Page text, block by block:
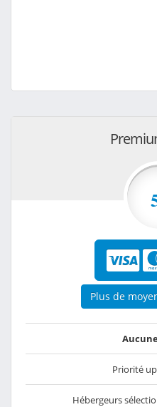
Plus de
Priorité
Hébergeurs